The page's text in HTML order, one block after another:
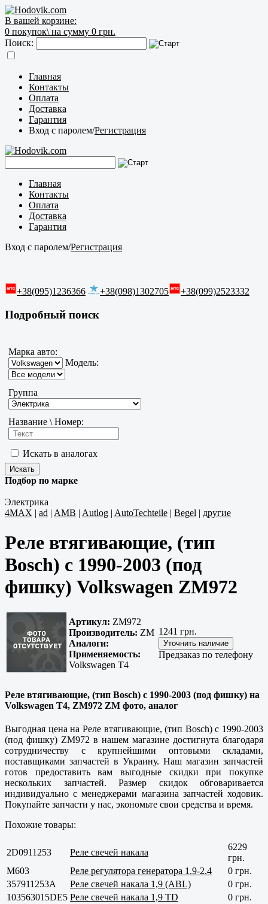
В вашей корзине:
0 покупок\ на сумму 0 грн.
Поиск:
Главная
Контакты
Оплата
Доставка
Гарантия
Вход с паролем/Регистрация
Главная
Контакты
Оплата
Доставка
Гарантия
Вход с паролем/Регистрация
+38(095)1236366 +38(098)1302705 +38(099)2523332
Подробный поиск
Марка авто:
Модель:
Группа
Название \ Номер:
Искать в аналогах
Подбор по марке
Электрика
4MAX | ad | AMB | Autlog | AutoTechteile | Begel | другие
Реле втягивающие, (тип
Bosch) с 1990-2003 (под
фишку) Volkswagen ZM972
Артикул: ZM972
Производитель: ZM
Аналоги:
Применяемость:
Volkswagen T4
1241 грн.
Предзаказ по телефону
Реле втягивающие, (тип Bosch) с 1990-2003 (под фишку) на
Volkswagen T4, ZM972 ZM фото, аналог
Выгодная цена на Реле втягивающие, (тип Bosch) с 1990-2003
(под фишку) ZM972 в нашем магазине достигнута благодаря
сотрудничеству с крупнейшими оптовыми складами,
поставщиками запчастей в Украину. Наш магазин запчастей
готов предоставить вам выгодные скидки при покупке
нескольких запчастей. Размер скидок обговаривается
индивидуально с менеджерами магазина запчастей ходовик.
Покупайте запчасти у нас, экономьте свои средства и время.
Похожие товары:
2D0911253 Реле свечей накала
6229
грн.
M603
Реле регулятора генератора 1.9-2.4
0 грн.
357911253A
Реле свечей накала 1,9 (ABL)
0 грн.
103563015DE5 Реле свечей накала 1,9 TD
0 грн.